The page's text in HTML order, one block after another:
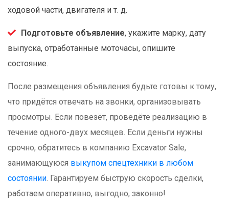
ходовой части, двигателя и т. д.
Подготовьте объявление, укажите марку, дату
выпуска, отработанные моточасы, опишите
состояние.
После размещения объявления будьте готовы к тому,
что придётся отвечать на звонки, организовывать
просмотры. Если повезёт, проведёте реализацию в
течение одного-двух месяцев. Если деньги нужны
срочно, обратитесь в компанию Excavator Sale,
занимающуюся выкупом спецтехники в любом
состоянии. Гарантируем быструю скорость сделки,
работаем оперативно, выгодно, законно!